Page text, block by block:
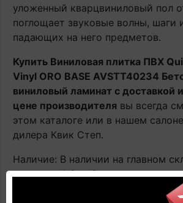
уложенный кварцвиниловый пол
поглощает звуковые волны, шаги
падающих на него предметов.
Купить Виниловая плитка ПВХ
Vinyl ORO BASE AVSTT40234
виниловый ламинат с доставкой
цене производителя вы всегда
этом каталоге или в нашем
дилера Квик Степ.
Наличие: В наличии на главном
поставки 1-3 рабочих дня.
Оплачивайте товар онлайн. Так